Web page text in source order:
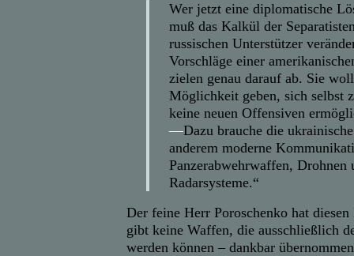
Wer jetzt eine diplomatische
muß das Kalkül der
russischen Unterstützer
Vorschläge einer
zielen genau darauf ab. Sie
Möglichkeit geben, sich selbst
keine neuen Offensiven
—Dazu brauche die
anderem moderne
Panzerabwehrwaffen, Drohnen
Radarsysteme.“
Der feine Herr Poroschenko hat
gibt keine Waffen, die ausschließlich
werden können – dankbar